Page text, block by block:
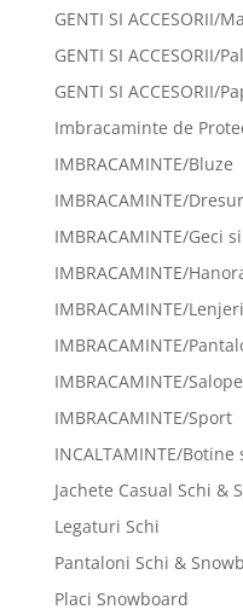
GENTI SI ACCESORII/
GENTI SI ACCESORII/
GENTI SI ACCESORII/
Imbracaminte de
IMBRACAMINTE/Bluze
IMBRACAMINTE/
IMBRACAMINTE/Geci
IMBRACAMINTE/
IMBRACAMINTE/
IMBRACAMINTE/
IMBRACAMINTE/
IMBRACAMINTE/Sport
INCALTAMINTE/Botine
Jachete Casual Schi &
Legaturi Schi
Pantaloni Schi &
Placi Snowboard